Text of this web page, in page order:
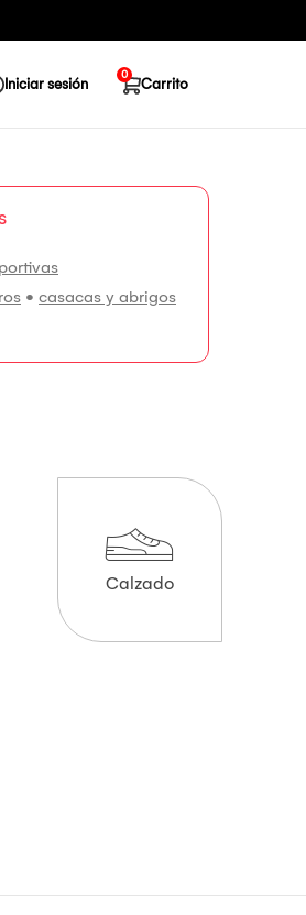
Iniciar sesión Carrito
0
• casacas y abrigos
Calzado